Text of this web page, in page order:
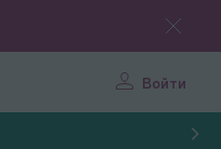
Войти